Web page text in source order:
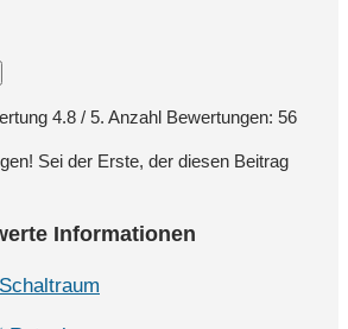
4.8 / 5. Anzahl Bewertungen: 56
Sei der Erste, der diesen Beitrag
Informationen